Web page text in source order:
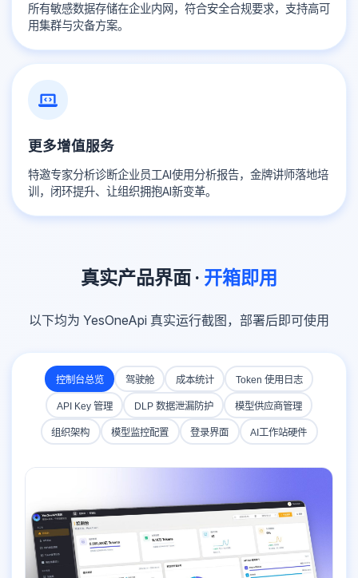
所有敏感数据存储在企业内网，符合安全合规要求，支持高可
用集群与灾备方案。
更多增值服务
特邀专家分析诊断企业员工AI使用分析报告，金牌讲师落地培
训，闭环提升、让组织拥抱AI新变革。
真实产品界面 · 开箱即用
以下均为 YesOneApi 真实运行截图，部署后即可使用
控制台总览 驾驶舱 成本统计 Token 使用日志
API Key 管理 DLP 数据泄漏防护 模型供应商管理
组织架构 模型监控配置 登录界面 AI工作站硬件